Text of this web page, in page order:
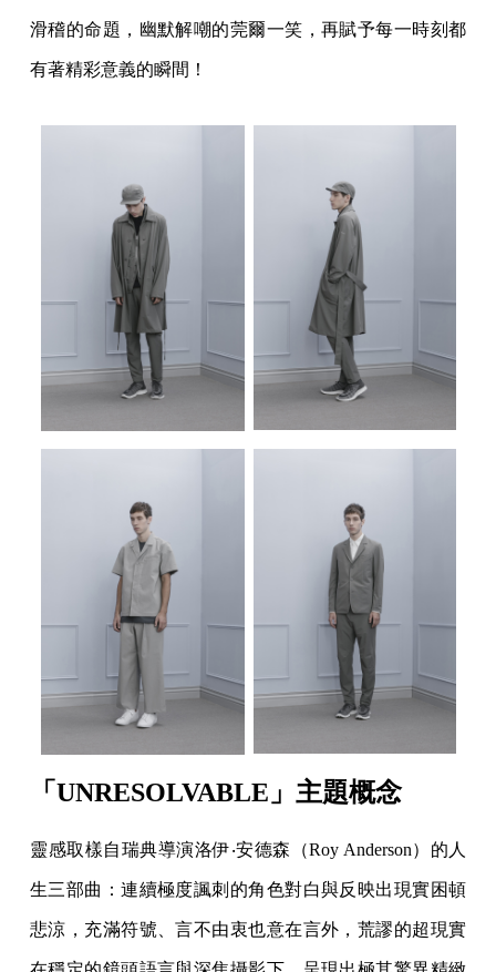
滑稽的命題，幽默解嘲的莞爾一笑，再賦予每一時刻都
有著精彩意義的瞬間！
「UNRESOLVABLE」主題概念
靈感取樣自瑞典導演洛伊‧安德森（Roy Anderson）的人
生三部曲：連續極度諷刺的角色對白與反映出現實困頓
悲涼，充滿符號、言不由衷也意在言外，荒謬的超現實